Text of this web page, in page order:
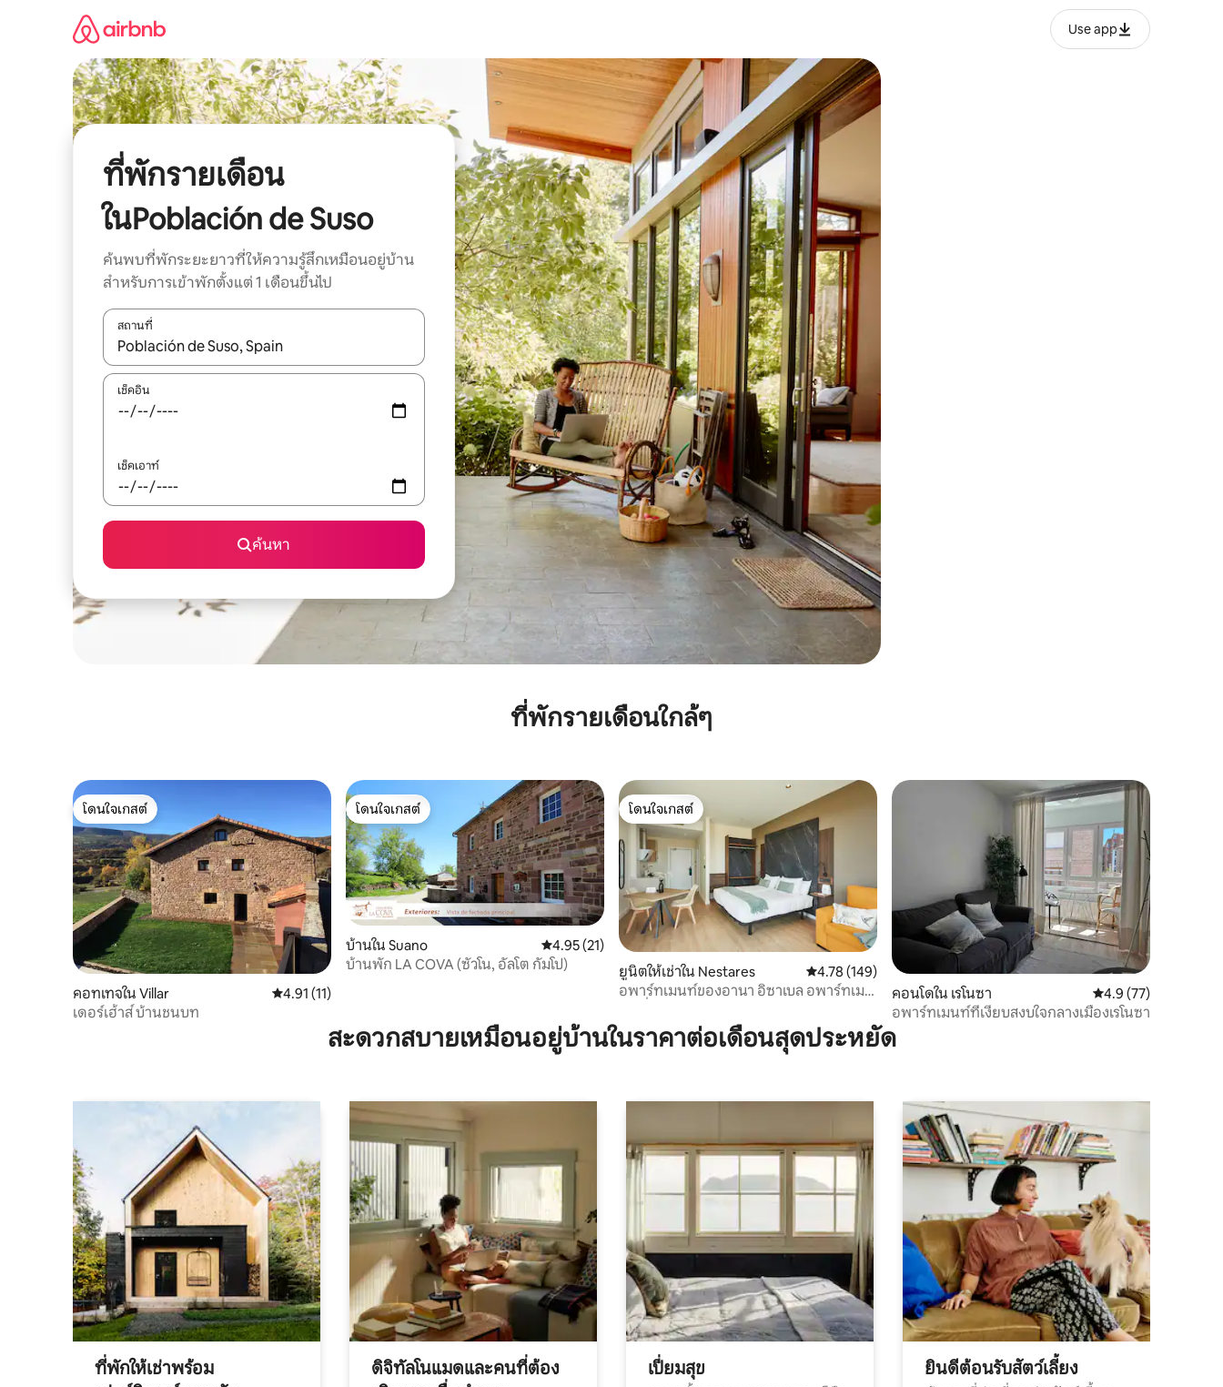
Use app
ที่พักรายเดือน
ในPoblación de Suso
ค้นพบที่พักระยะยาวที่ให้ความรู้สึกเหมือนอยู่บ้าน
สำหรับการเข้าพักตั้งแต่ 1 เดือนขึ้นไป
สถานที่
ใช้ลูกศรขึ้นลง หรือใช้การสัมผัสหรือปัด เพื่อสำรวจผลการค้นหา
เช็คอิน
เช็คเอาท์
ค้นหา
ที่พักรายเดือนใกล้ๆ
โดนใจเกสต์
โดนใจเกสต์
คอทเทจใน Villar คะแนนเฉลี่ย 4.91 จาก 5, 11 รีวิว
4.91 (11)
เดอร์เฮ้าส์ บ้านชนบท
โดนใจเกสต์
โดนใจเกสต์
บ้านใน Suano คะแนนเฉลี่ย 4.95 จาก 5, 21 รีวิว
4.95 (21)
บ้านพัก LA COVA (ซัวโน, อัลโต กัมโป)
โดนใจเกสต์
โดนใจเกสต์
ยูนิตให้เช่าใน Nestares คะแนนเฉลี่ย 4.78 จาก 5, 149 รีวิว
4.78 (149)
อพาร์ทเมนท์ของอานา อิซาเบล อพาร์ทเม
คอนโดใน เรโนซา คะแนนเฉลี่ย 4.9 จาก
4.9 (77)
อพาร์ทเมนท์ที่เงียบสงบใจกลางเมืองเรโนซา
สะดวกสบายเหมือนอยู่บ้านในราคาต่อเดือนสุดประหยัด
ที่พักให้เช่าพร้อม
ดิจิทัลโนแมดและคนที่ต้อง
เปี่ยมสุข ยินดีต้อนรับสัตว์เลี้ยง